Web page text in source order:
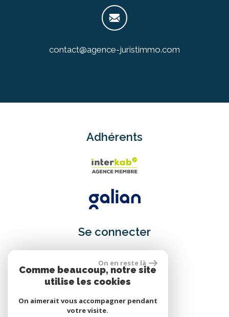
contact@agence-juristimmo.com
Adhérents
Se connecter
Espace propriétaire
réalisé par
On en reste là
Comme beaucoup, notre site
utilise les cookies
On aimerait vous accompagner pendant
votre visite.